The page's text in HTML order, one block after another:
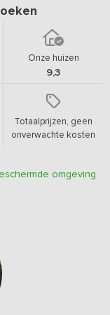
Onze huizen
9,3
Totaalprijzen, geen
onverwachte kosten
omgeving